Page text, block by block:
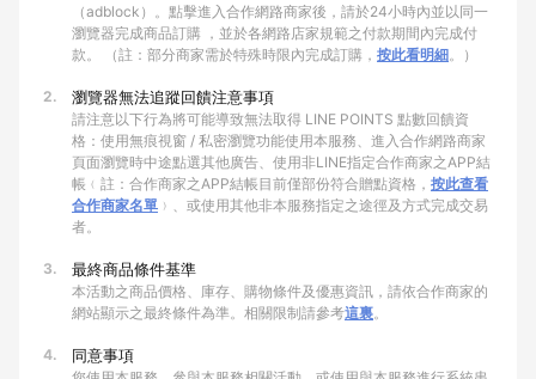
（adblock）。點擊進入合作網路商家後，請於24小時內並以同一
瀏覽器完成商品訂購 ，並於各網路店家規範之付款期間內完成付
款。 （註：部分商家需於特殊時限內完成訂購， 按此看明細。）
2. 瀏覽器無法追蹤回饋注意事項
請注意以下行為將可能導致無法取得 LINE POINTS 點數回饋資
格：使用無痕視窗 / 私密瀏覽功能使用本服務、進入合作網路商家
頁面瀏覽時中途點選其他廣告、使用非LINE指定合作商家之APP結
帳﹙註：合作商家之APP結帳目前僅部份符合贈點資格， 按此查看
合作商家名單 ﹚、或使用其他非本服務指定之途徑及方式完成交易
者。
3. 最終商品條件基準
本活動之商品價格、庫存、購物條件及優惠資訊，請依合作商家的
網站顯示之最終條件為準。相關限制請參考這裏。
4. 同意事項